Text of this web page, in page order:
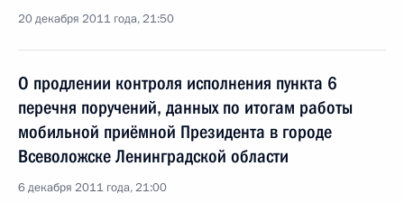
20 декабря 2011 года, 21:50
О продлении контроля исполнения пункта 6
перечня поручений, данных по итогам работы
мобильной приёмной Президента в городе
Всеволожске Ленинградской области
6 декабря 2011 года, 21:00